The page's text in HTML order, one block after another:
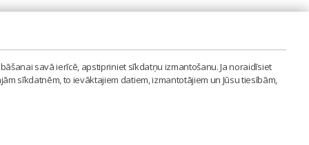
savā ierīcē, apstipriniet sīkdatņu izmantošanu. Ja noraidīsiet
sīkdatnēm, to ievāktajiem datiem, izmantotājiem un Jūsu tiesībām,